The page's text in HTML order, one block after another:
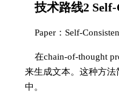
技术路线2
Paper：Self-
在chain-of-thought
来生成文本。这种方
中。